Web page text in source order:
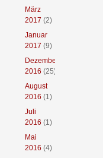
März
2017 (2)
Januar
2017 (9)
Dezember
2016 (25)
August
2016 (1)
Juli
2016 (1)
Mai
2016 (4)